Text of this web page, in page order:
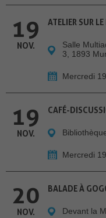
19
NOV.
ATELIER SUR
Salle
3, 1893
Mercredi
19
NOV.
CAFÉ-
Mercredi
20
NOV.
BALADE À
Devant la